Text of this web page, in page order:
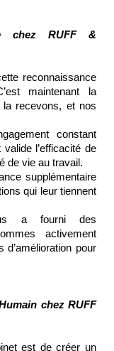
chez RUFF &
reconnaissance
maintenant la
la recevons, et nos
constant
l’efficacité de
de vie au travail.
supplémentaire
qui leur tiennent
a fourni des
activement
d’amélioration pour
chez RUFF
est de créer un